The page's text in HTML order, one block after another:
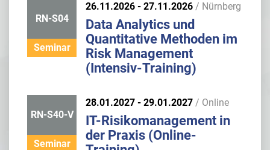
RN-S04
Seminar
26.11.2026 - 27.11.2026 / Nürnberg
Data Analytics und
Quantitative Methoden im
Risk Management
(Intensiv-Training)
RN-S40-V
Seminar
28.01.2027 - 29.01.2027 / Online
IT-Risikomanagement in
der Praxis (Online-